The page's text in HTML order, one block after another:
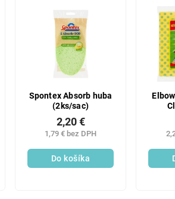
Spontex Absorb huba
(2ks/sac)
1,79 € bez DPH
2,20 €
Do košíka